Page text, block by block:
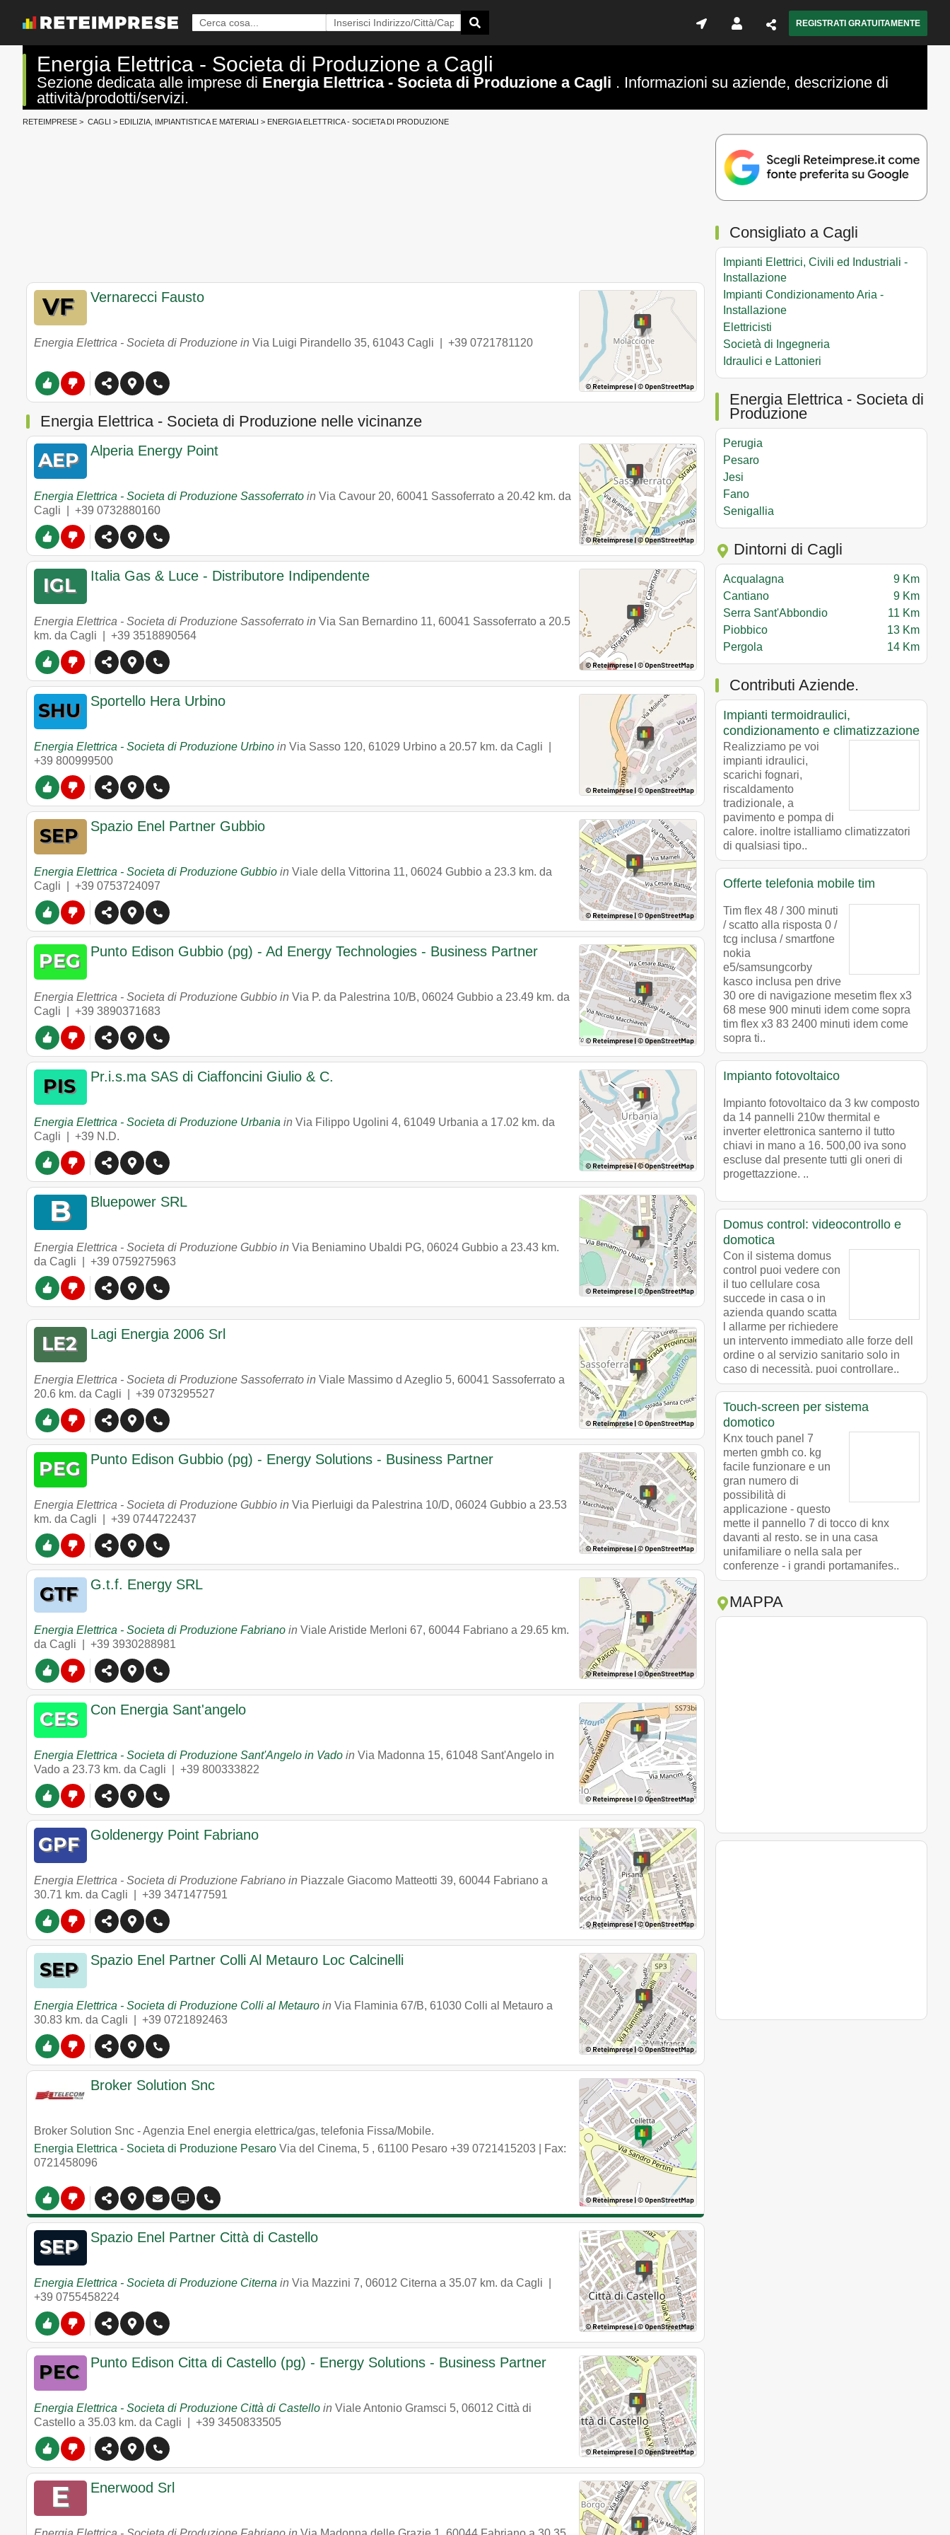
REGISTRATI GRATUITAMENTE
Energia Elettrica - Societa di Produzione a Cagli
Sezione dedicata alle imprese di Energia Elettrica - Societa di Produzione a Cagli . Informazioni su aziende, descrizione di
attività/prodotti/servizi.
RETEIMPRESE > CAGLI > EDILIZIA, IMPIANTISTICA E MATERIALI > ENERGIA ELETTRICA - SOCIETA DI PRODUZIONE
Vernarecci Fausto
Energia Elettrica - Societa di Produzione in Via Luigi Pirandello 35, 61043 Cagli +39 0721781120
Energia Elettrica - Societa di Produzione nelle vicinanze
Alperia Energy Point
Energia Elettrica - Societa di Produzione Sassoferrato in Via Cavour 20, 60041 Sassoferrato a 20.42 km. da
Cagli | +39 0732880160
Italia Gas & Luce - Distributore Indipendente
Energia Elettrica - Societa di Produzione Sassoferrato in Via San Bernardino 11, 60041 Sassoferrato a 20.5
km. da Cagli | +39 3518890564
Sportello Hera Urbino
Energia Elettrica - Societa di Produzione Urbino in Via Sasso 120, 61029 Urbino a 20.57 km. da Cagli |
+39 800999500
Spazio Enel Partner Gubbio
Energia Elettrica - Societa di Produzione Gubbio in Viale della Vittorina 11, 06024 Gubbio a 23.3 km. da
Cagli | +39 0753724097
Punto Edison Gubbio (pg) - Ad Energy Technologies - Business Partner
Energia Elettrica - Societa di Produzione Gubbio in Via P. da Palestrina 10/B, 06024 Gubbio a 23.49 km. da
Cagli | +39 3890371683
Pr.i.s.ma SAS di Ciaffoncini Giulio & C.
Energia Elettrica - Societa di Produzione Urbania in Via Filippo Ugolini 4, 61049 Urbania a 17.02 km. da
Cagli | +39 N.D.
Bluepower SRL
Energia Elettrica - Societa di Produzione Gubbio in Via Beniamino Ubaldi PG, 06024 Gubbio a 23.43 km.
da Cagli | +39 0759275963
Lagi Energia 2006 Srl
Energia Elettrica - Societa di Produzione Sassoferrato in Viale Massimo d Azeglio 5, 60041 Sassoferrato a
20.6 km. da Cagli | +39 073295527
Punto Edison Gubbio (pg) - Energy Solutions - Business Partner
Energia Elettrica - Societa di Produzione Gubbio in Via Pierluigi da Palestrina 10/D, 06024 Gubbio a 23.53
km. da Cagli | +39 0744722437
G.t.f. Energy SRL
Energia Elettrica - Societa di Produzione Fabriano in Viale Aristide Merloni 67, 60044 Fabriano a 29.65 km.
da Cagli | +39 3930288981
Con Energia Sant'angelo
Energia Elettrica - Societa di Produzione Sant'Angelo in Vado in Via Madonna 15, 61048 Sant'Angelo in
Vado a 23.73 km. da Cagli | +39 800333822
Goldenergy Point Fabriano
Energia Elettrica - Societa di Produzione Fabriano in Piazzale Giacomo Matteotti 39, 60044 Fabriano a
30.71 km. da Cagli | +39 3471477591
Spazio Enel Partner Colli Al Metauro Loc Calcinelli
Energia Elettrica - Societa di Produzione Colli al Metauro in Via Flaminia 67/B, 61030 Colli al Metauro a
30.83 km. da Cagli | +39 0721892463
Broker Solution Snc
Broker Solution Snc - Agenzia Enel energia elettrica/gas, telefonia Fissa/Mobile.
Energia Elettrica - Societa di Produzione Pesaro Via del Cinema, 5 , 61100 Pesaro +39 0721415203 | Fax:
0721458096
Spazio Enel Partner Città di Castello
Energia Elettrica - Societa di Produzione Citerna in Via Mazzini 7, 06012 Citerna a 35.07 km. da Cagli |
+39 0755458224
Punto Edison Citta di Castello (pg) - Energy Solutions - Business Partner
Energia Elettrica - Societa di Produzione Città di Castello in Viale Antonio Gramsci 5, 06012 Città di
Castello a 35.03 km. da Cagli | +39 3450833505
Enerwood Srl
Consigliato a Cagli
Impianti Elettrici, Civili ed Industriali -
Installazione
Impianti Condizionamento Aria -
Installazione
Elettricisti
Società di Ingegneria
Idraulici e Lattonieri
Energia Elettrica - Societa di
Produzione
Perugia
Pesaro
Jesi
Fano
Senigallia
Dintorni di Cagli
Acqualagna
9 Km
Cantiano
9 Km
Serra Sant'Abbondio
11 Km
Piobbico
13 Km
Pergola
14 Km
Contributi Aziende.
Impianti termoidraulici,
condizionamento e climatizzazione
Realizziamo pe voi
impianti idraulici,
scarichi fognari,
riscaldamento
tradizionale, a
pavimento e pompa di
calore. inoltre istalliamo climatizzatori
di qualsiasi tipo..
Offerte telefonia mobile tim
Tim flex 48 / 300 minuti
/ scatto alla risposta 0 /
tcg inclusa / smartfone
nokia
e5/samsungcorby
kasco inclusa pen drive
30 ore di navigazione mesetim flex x3
68 mese 900 minuti idem come sopra
tim flex x3 83 2400 minuti idem come
sopra ti..
Impianto fotovoltaico
Impianto fotovoltaico da 3 kw composto
da 14 pannelli 210w thermital e
inverter elettronica santerno il tutto
chiavi in mano a 16. 500,00 iva sono
escluse dal presente tutti gli oneri di
progettazzione. ..
Domus control: videocontrollo e
domotica
Con il sistema domus
control puoi vedere con
il tuo cellulare cosa
succede in casa o in
azienda quando scatta
l allarme per richiedere
un intervento immediato alle forze dell
ordine o al servizio sanitario solo in
caso di necessità. puoi controllare..
Touch-screen per sistema
domotico
Knx touch panel 7
merten gmbh co. kg
facile funzionare e un
gran numero di
possibilità di
applicazione - questo
mette il pannello 7 di tocco di knx
davanti al resto. se in una casa
unifamiliare o nella sala per
conferenze - i grandi portamanifes..
MAPPA